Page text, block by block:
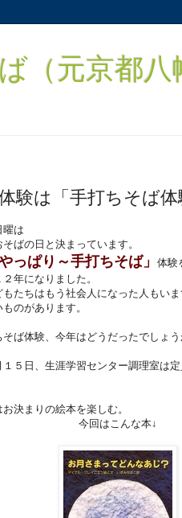
（元京都
験は「手打ちそば体
曜は
ばの日と決まっています。
っぱり～手打ちそば」
体験
年になりました。
たちはもう社会人になった人もい
のがあります。
ば体験、今年はどうだったでしょう
５日、生涯学習センター調理室は
決まりの絵本を楽しむ。
今回はこんな本↓